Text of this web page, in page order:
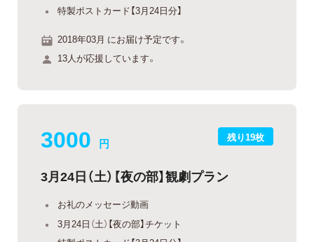
特製ポストカード【3月24日分】
2018年03月 にお届け予定です。
13人が応援しています。
残り19枚
3000 円
3月24日（土）【夜の部】観劇プラン
お礼のメッセージ動画
3月24日（土）【夜の部】チケット